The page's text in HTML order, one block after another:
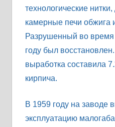
технологические
камерные печи обжига
Разрушенный во
году был
выработка составила
кирпича.
В 1959 году на заводе
эксплуатацию